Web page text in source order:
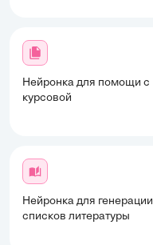
Нейронка для помощи с
курсовой
Нейронка для генерации
списков литературы